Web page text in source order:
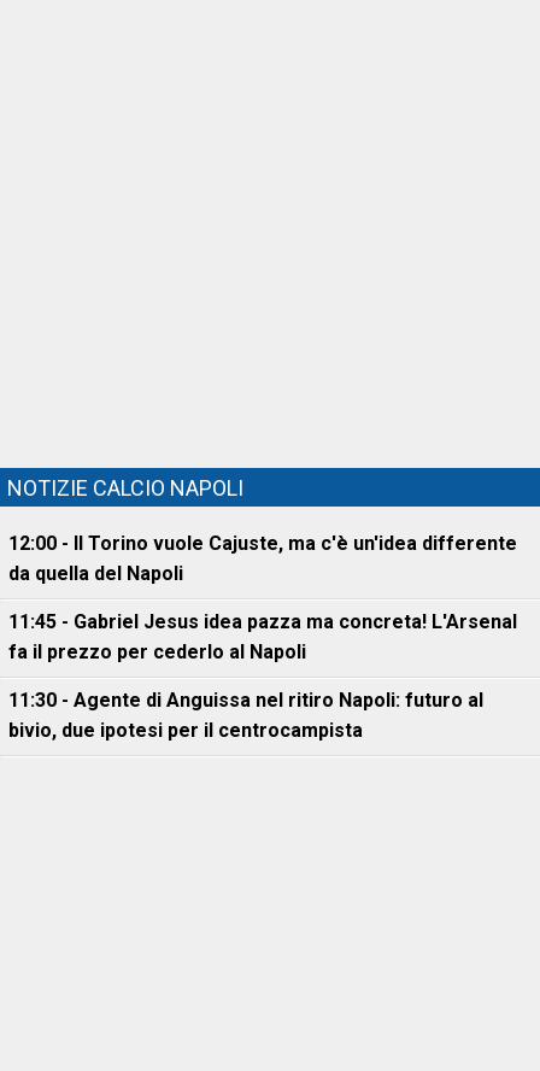
NOTIZIE CALCIO NAPOLI
12:00 - Il Torino vuole Cajuste, ma c'è un'idea differente
da quella del Napoli
11:45 - Gabriel Jesus idea pazza ma concreta! L'Arsenal
fa il prezzo per cederlo al Napoli
11:30 - Agente di Anguissa nel ritiro Napoli: futuro al
bivio, due ipotesi per il centrocampista